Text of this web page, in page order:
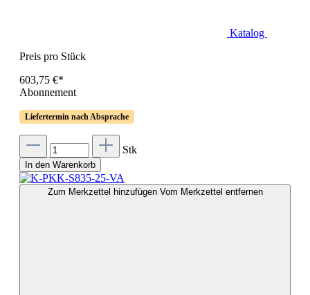
Katalog
Preis pro Stück
603,75 €*
Abonnement
Liefertermin nach Absprache
Stk
In den Warenkorb
Zum Merkzettel hinzufügen Vom Merkzettel entfernen